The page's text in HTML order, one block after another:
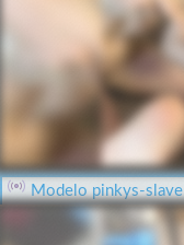
Modelo pinkys-slave